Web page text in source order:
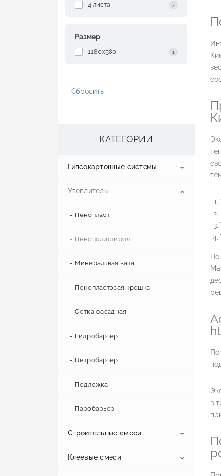
4 листа 7
Размер
1180x580 1
Сбросить
КАТЕГОРИИ
Гипсокартонные системы
Гипсокартон
Потолочный гипсокартон
Стеновой гипсокартон
Влагостойкий гипсокартон
Огнестойкий гипсокартон
Профиль для гипсокартона
Профиль UD
Профиль CD
Профиль UW
Профиль CW
Профиль звукоизоляционный
Крепления для профилей
Магнезитовая плита
Плита гипсоволокнистая
Утеплитель
Пенопласт
Пенополистирол
Минеральная вата
Пенопластовая крошка
Сетка фасадная
Гидробарьер
Ветробарьер
Подложка
Паробарьер
Строительные смеси
Смеси для утепления
Клеевые смеси
По
в